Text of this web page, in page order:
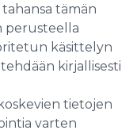
tämän
perusteella
käsittelyn
kirjallisesti
tietojen
varten